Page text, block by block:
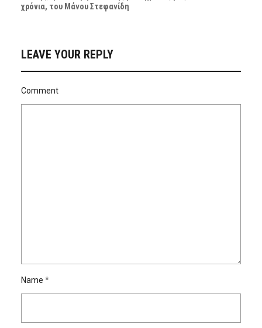
χρόνια, του Μάνου Στεφανίδη
LEAVE YOUR REPLY
Comment
Name *